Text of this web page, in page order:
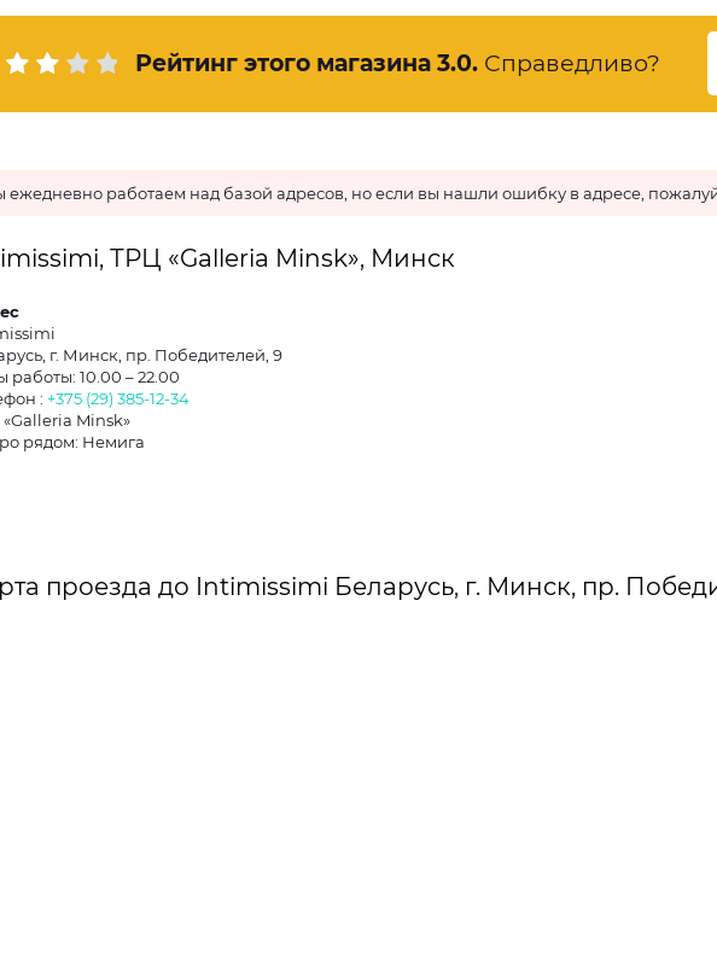
Рейтинг этого магазина 3.0. Справедливо?
ежедневно работаем над базой адресов, но если вы нашли ошибку в адресе,
ТРЦ «Galleria Minsk», Минск
г. Минск, пр. Победителей, 9
работы: 10.00 – 22.00
: +375 (29) 385-12-34
Minsk»
рядом: Немига
проезда до Intimissimi Беларусь, г. Минск, пр.